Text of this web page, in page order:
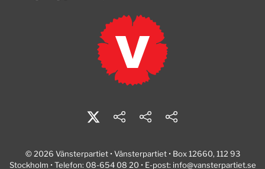
© 2026 Vänsterpartiet • Vänsterpartiet • Box 12660, 112 93
Stockholm • Telefon: 08-654 08 20 • E-post: info@vansterpartiet.se